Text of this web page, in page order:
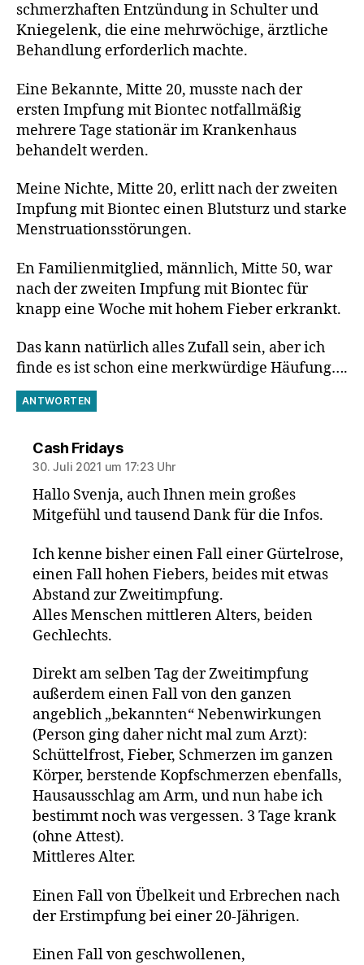
schmerzhaften Entzündung in Schulter und
Kniegelenk, die eine mehrwöchige, ärztliche
Behandlung erforderlich machte.
Eine Bekannte, Mitte 20, musste nach der
ersten Impfung mit Biontec notfallmäßig
mehrere Tage stationär im Krankenhaus
behandelt werden.
Meine Nichte, Mitte 20, erlitt nach der zweiten
Impfung mit Biontec einen Blutsturz und starke
Menstruationsstörungen.
En Familienmitglied, männlich, Mitte 50, war
nach der zweiten Impfung mit Biontec für
knapp eine Woche mit hohem Fieber erkrankt.
Das kann natürlich alles Zufall sein, aber ich
finde es ist schon eine merkwürdige Häufung….
ANTWORTEN
Cash Fridayssagt:
30. Juli 2021 um 17:23 Uhr
Hallo Svenja, auch Ihnen mein großes
Mitgefühl und tausend Dank für die Infos.
Ich kenne bisher einen Fall einer Gürtelrose,
einen Fall hohen Fiebers, beides mit etwas
Abstand zur Zweitimpfung.
Alles Menschen mittleren Alters, beiden
Gechlechts.
Direkt am selben Tag der Zweitimpfung
außerdem einen Fall von den ganzen
angeblich „bekannten“ Nebenwirkungen
(Person ging daher nicht mal zum Arzt):
Schüttelfrost, Fieber, Schmerzen im ganzen
Körper, berstende Kopfschmerzen ebenfalls,
Hausausschlag am Arm, und nun habe ich
bestimmt noch was vergessen. 3 Tage krank
(ohne Attest).
Mittleres Alter.
Einen Fall von Übelkeit und Erbrechen nach
der Erstimpfung bei einer 20-Jährigen.
Einen Fall von geschwollenen,